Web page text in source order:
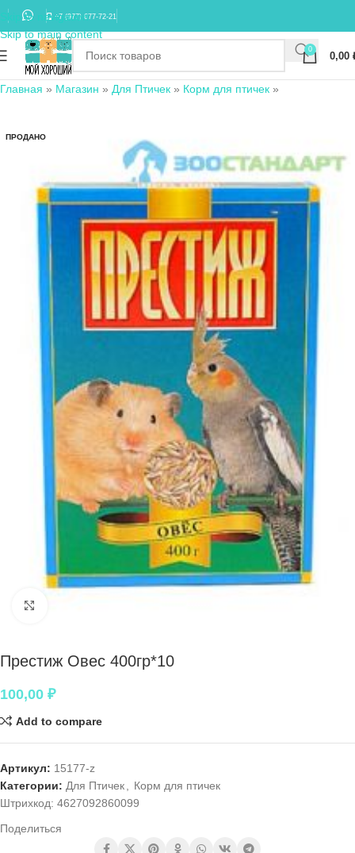
Skip to navigation
Skip to main content
+7 (977) 677-72-21
0
0,00
Главная » Магазин » Для Птичек » Корм для птичек »
ПРОДАНО
Престиж Овес 400гр*10
100,00 ₽
Add to compare
Артикул: 15177-z
Категории: Для Птичек
Корм для птичек
Штрихкод: 4627092860099
Поделиться